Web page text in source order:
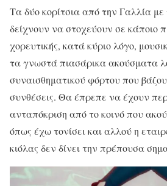
Τα δύο κορίτσια από την Γαλλία
δείχνουν να στοχεύουν σε κάποιο
χορευτικής, κατά κύριο λόγο,
τα γνωστά πιασάρικα ακούσματα
συναισθηματικού φόρτου που
συνθέσεις. Θα έπρεπε να έχουν
ανταπόκριση από το κοινό που
όπως έχω τονίσει και αλλού η
κιόλας δεν δίνει την πρέπουσα